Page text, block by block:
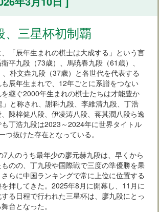
、三星杯初制覇
「辰年生まれの棋士は大成する」という言
平九段（73歳）、馬暁春九段（61歳）、
朴文垚九段（37歳）と各世代を代表する
辰年生まれで、12年ごとに系譜をつない
継ぐ2000年生まれの棋士たちは才能豊か
と称され、謝科九段、李維清九段、丁浩
陳梓健八段、伊凌涛八段、蒋其潤八段ら逸
丁浩九段は2023～2024年に世界タイトル
つ抜けた存在となっている。
人のうち最年少の廖元赫九段は、早くから
のの、丁九段や国際戦で三度の準優勝を果
らに中国ランキングで常に上位に位置する
拝してきた。2025年8月に開幕し、11月に
る日程で行われた三星杯は、廖九段にとっ
台となった。